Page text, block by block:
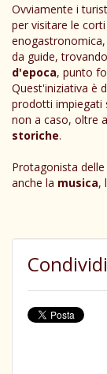
Ovviamente i
per visitare le
da guide,
d'epoca, punto
Quest'iniziativa è
prodotti impiegati
non a caso, oltre
storiche.
Protagonista
anche la musica,